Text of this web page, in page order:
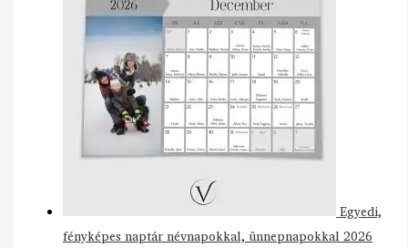
Egyedi,
fényképes naptár névnapokkal, ünnepnapokkal 2026